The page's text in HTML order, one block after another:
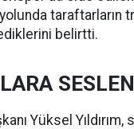
taraftarların
belirtti.
Yüksel Yıldırım,